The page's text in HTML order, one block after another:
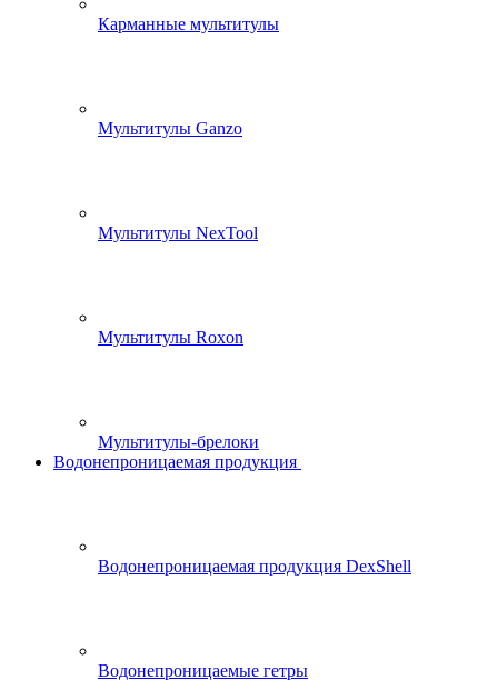
Карманные мультитулы
Мультитулы Ganzo
Мультитулы NexTool
Мультитулы Roxon
Мультитулы-брелоки
Водонепроницаемая продукция
Водонепроницаемая продукция DexShell
Водонепроницаемые гетры